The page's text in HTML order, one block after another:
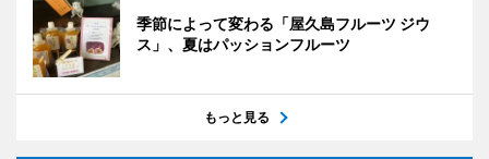
季節によって変わる「屋久島フルーツ ジウ
ス」、夏はパッションフルーツ
もっと見る